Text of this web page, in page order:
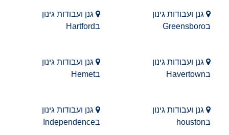
גנן ועבודות גינון
בGreensboro
גנן ועבודות גינון
בHartford
גנן ועבודות גינון
בHavertown
גנן ועבודות גינון
בHemet
גנן ועבודות גינון
בhouston
גנן ועבודות גינון
בIndependence